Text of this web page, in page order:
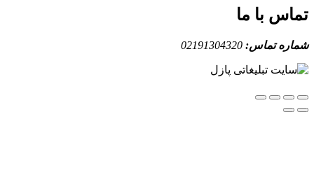
با ما
تماس:02191304320